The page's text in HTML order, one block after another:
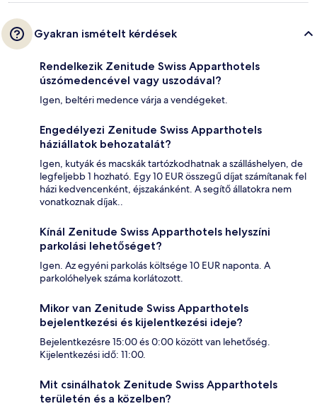
Gyakran ismételt kérdések
Rendelkezik Zenitude Swiss Apparthotels
úszómedencével vagy uszodával?
Igen, beltéri medence várja a vendégeket.
Engedélyezi Zenitude Swiss Apparthotels
háziállatok behozatalát?
Igen, kutyák és macskák tartózkodhatnak a szálláshelyen, de
legfeljebb 1 hozható. Egy 10 EUR összegű díjat számítanak fel
házi kedvencenként, éjszakánként. A segítő állatokra nem
vonatkoznak díjak..
Kínál Zenitude Swiss Apparthotels helyszíni
parkolási lehetőséget?
Igen. Az egyéni parkolás költsége 10 EUR naponta. A
parkolóhelyek száma korlátozott.
Mikor van Zenitude Swiss Apparthotels
bejelentkezési és kijelentkezési ideje?
Bejelentkezésre 15:00 és 0:00 között van lehetőség.
Kijelentkezési idő: 11:00.
Mit csinálhatok Zenitude Swiss Apparthotels
területén és a közelben?